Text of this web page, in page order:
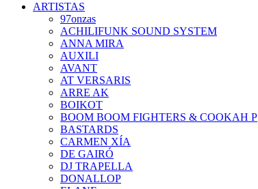
ARTISTAS
97onzas
ACHILIFUNK SOUND SYSTEM
ANNA MIRA
AUXILI
AVANT
AT VERSARIS
ARRE AK
BOIKOT
BOOM BOOM FIGHTERS & COOKAH P
BASTARDS
CARMEN XÍA
DE GAIRÓ
DJ TRAPELLA
DONALLOP